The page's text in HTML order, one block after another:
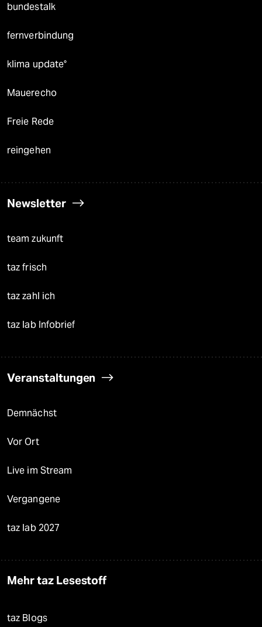
bundestalk
fernverbindung
klima update°
Mauerecho
Freie Rede
reingehen
Newsletter
team zukunft
taz frisch
taz zahl ich
taz lab Infobrief
Veranstaltungen
Demnächst
Vor Ort
Live im Stream
Vergangene
taz lab 2027
Mehr taz Lesestoff
taz Blogs